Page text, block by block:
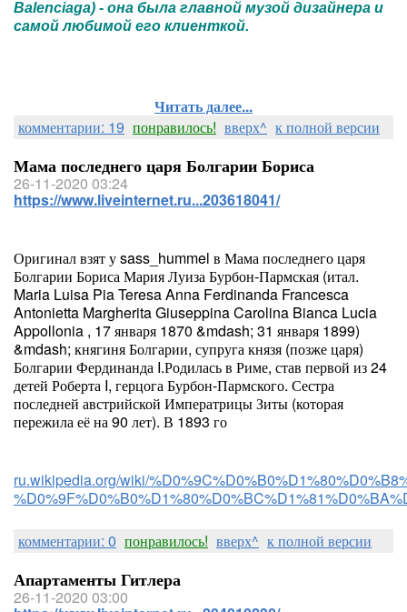
Balenciaga) - она была главной музой дизайнера и
самой любимой его клиенткой.
Читать далее...
комментарии: 19 понравилось! вверх^ к полной версии
Мама последнего царя Болгарии Бориса
26-11-2020 03:24
https://www.liveinternet.ru...203618041/
Оригинал взят у sass_hummel в Мама последнего царя
Болгарии Бориса Мария Луиза Бурбон-Пармская (итал.
Maria Luisa Pia Teresa Anna Ferdinanda Francesca
Antonietta Margherita Giuseppina Carolina Bianca Lucia
Appollonia , 17 января 1870 &mdash; 31 января 1899)
&mdash; княгиня Болгарии, супруга князя (позже царя)
Болгарии Фердинанда I.Родилась в Риме, став первой из 24
детей Роберта I, герцога Бурбон-Пармского. Сестра
последней австрийской Императрицы Зиты (которая
пережила её на 90 лет). В 1893 го
ru.wikipedia.org/wiki/
комментарии: 0 понравилось! вверх^ к полной версии
Апартаменты Гитлера
26-11-2020 03:00